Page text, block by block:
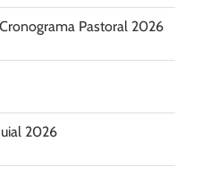
Pastoral 2026
2026